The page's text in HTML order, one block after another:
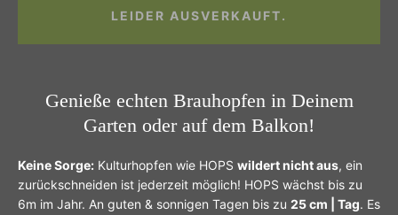
Genieße echten Brauhopfen in Deinem
Garten oder auf dem Balkon!
Keine Sorge: Kulturhopfen wie HOPS wildert nicht aus, ein
zurückschneiden ist jederzeit möglich! HOPS wächst bis zu
6m im Jahr. An guten & sonnigen Tagen bis zu 25 cm | Tag. Es
LEIDER AUSVERKAUFT.